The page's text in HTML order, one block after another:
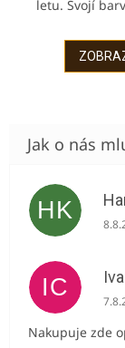
letu. Svojí
noc. Vysoký
složky, nikoliv
sirupů v...
HK
IC
Nakupuje zde